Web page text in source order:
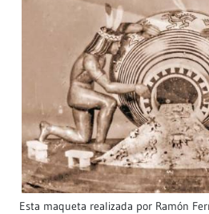
Esta maqueta realizada por Ramón